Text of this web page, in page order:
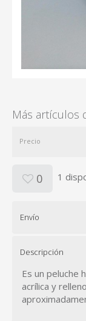
Más artículos
Precio
0 1
Envío
Descripción
Es un peluche
acrílica y